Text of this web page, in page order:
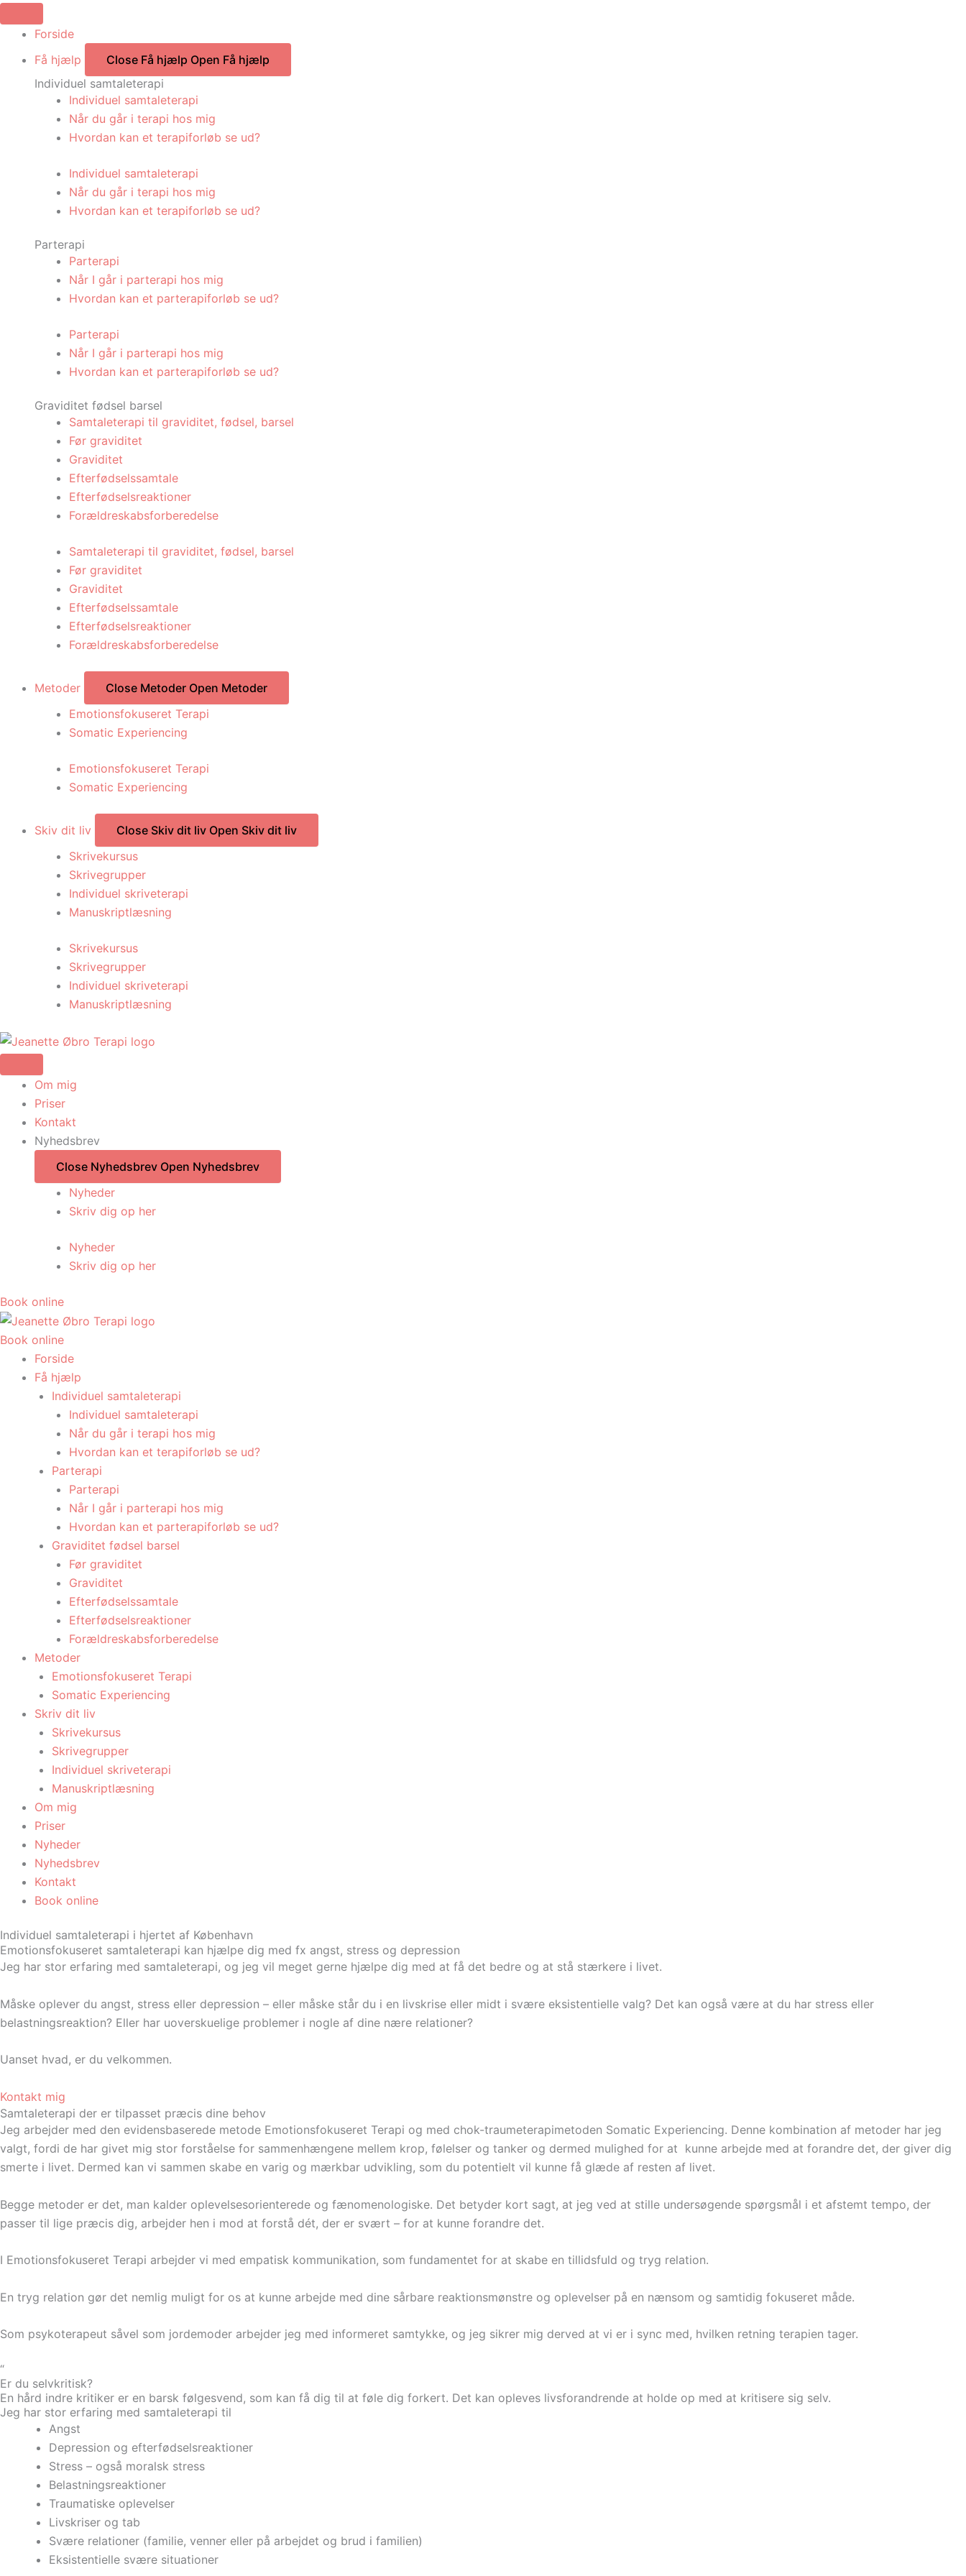
Gå
til
Forside
Få hjælp
Close Få hjælp Open Få hjælp
Individuel samtaleterapi
Individuel samtaleterapi
Når du går i terapi hos mig
Hvordan kan et terapiforløb se ud?
Individuel samtaleterapi
Når du går i terapi hos mig
Hvordan kan et terapiforløb se ud?
Parterapi
Parterapi
Når I går i parterapi hos mig
Hvordan kan et parterapiforløb se ud?
Parterapi
Når I går i parterapi hos mig
Hvordan kan et parterapiforløb se ud?
Graviditet fødsel barsel
Samtaleterapi til graviditet, fødsel, barsel
Før graviditet
Graviditet
Efterfødselssamtale
Efterfødselsreaktioner
Forældreskabsforberedelse
Samtaleterapi til graviditet, fødsel, barsel
Før graviditet
Graviditet
Efterfødselssamtale
Efterfødselsreaktioner
Forældreskabsforberedelse
Metoder Close Metoder Open Metoder
Emotionsfokuseret Terapi
Somatic Experiencing
Emotionsfokuseret Terapi
Somatic Experiencing
Skiv dit liv Close Skiv dit liv Open Skiv dit liv
Skrivekursus
Skrivegrupper
Individuel skriveterapi
Manuskriptlæsning
Skrivekursus
Skrivegrupper
Individuel skriveterapi
Manuskriptlæsning
Om mig
Priser
Kontakt
Nyhedsbrev
Close Nyhedsbrev Open Nyhedsbrev
Nyheder
Skriv dig op her
Nyheder
Skriv dig op her
Book online
Book online
Forside
Få hjælp
Individuel samtaleterapi
Individuel samtaleterapi
Når du går i terapi hos mig
Hvordan kan et terapiforløb se ud?
Parterapi
Parterapi
Når I går i parterapi hos mig
Hvordan kan et parterapiforløb se ud?
Graviditet fødsel barsel
Før graviditet
Graviditet
Efterfødselssamtale
Efterfødselsreaktioner
Forældreskabsforberedelse
Metoder
Emotionsfokuseret Terapi
Somatic Experiencing
Skriv dit liv
Skrivekursus
Skrivegrupper
Individuel skriveterapi
Manuskriptlæsning
Om mig
Priser
Nyheder
Nyhedsbrev
Kontakt
Book online
Individuel samtaleterapi i hjertet af København
Emotionsfokuseret samtaleterapi kan hjælpe dig med fx angst, stress og depression
Jeg har stor erfaring med samtaleterapi, og jeg vil meget gerne hjælpe dig med at få det bedre og at stå stærkere i livet.
Måske oplever du angst, stress eller depression – eller måske står du i en livskrise eller midt i svære eksistentielle valg? Det kan også være at du har stress eller
belastningsreaktion? Eller har uoverskuelige problemer i nogle af dine nære relationer?
Uanset hvad, er du velkommen.
Kontakt mig
Samtaleterapi der er tilpasset præcis dine behov
Jeg arbejder med den evidensbaserede metode Emotionsfokuseret Terapi og med chok-traumeterapimetoden Somatic Experiencing. Denne kombination af metoder har jeg
valgt, fordi de har givet mig stor forståelse for sammenhængene mellem krop, følelser og tanker og dermed mulighed for at kunne arbejde med at forandre det, der giver dig
smerte i livet. Dermed kan vi sammen skabe en varig og mærkbar udvikling, som du potentielt vil kunne få glæde af resten af livet.
Begge metoder er det, man kalder oplevelsesorienterede og fænomenologiske. Det betyder kort sagt, at jeg ved at stille undersøgende spørgsmål i et afstemt tempo, der
passer til lige præcis dig, arbejder hen i mod at forstå dét, der er svært – for at kunne forandre det.
I Emotionsfokuseret Terapi arbejder vi med empatisk kommunikation, som fundamentet for at skabe en tillidsfuld og tryg relation.
En tryg relation gør det nemlig muligt for os at kunne arbejde med dine sårbare reaktionsmønstre og oplevelser på en nænsom og samtidig fokuseret måde.
Som psykoterapeut såvel som jordemoder arbejder jeg med informeret samtykke, og jeg sikrer mig derved at vi er i sync med, hvilken retning terapien tager.
“
Er du selvkritisk?
En hård indre kritiker er en barsk følgesvend, som kan få dig til at føle dig forkert. Det kan opleves livsforandrende at holde op med at kritisere sig selv.
Jeg har stor erfaring med samtaleterapi til
Angst
Depression og efterfødselsreaktioner
Stress – også moralsk stress
Belastningsreaktioner
Traumatiske oplevelser
Livskriser og tab
Svære relationer (familie, venner eller på arbejdet og brud i familien)
Eksistentielle svære situationer